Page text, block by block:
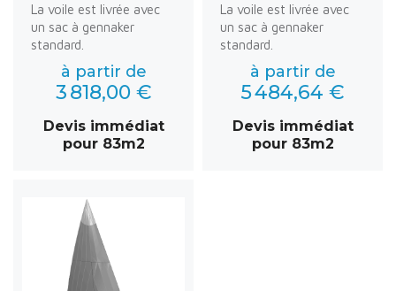
La voile est livrée avec
un sac à gennaker
standard.
à partir de
3 818,00 €
Devis immédiat
pour 83m2
La voile est livrée avec
un sac à gennaker
standard.
à partir de
5 484,64 €
Devis immédiat
pour 83m2